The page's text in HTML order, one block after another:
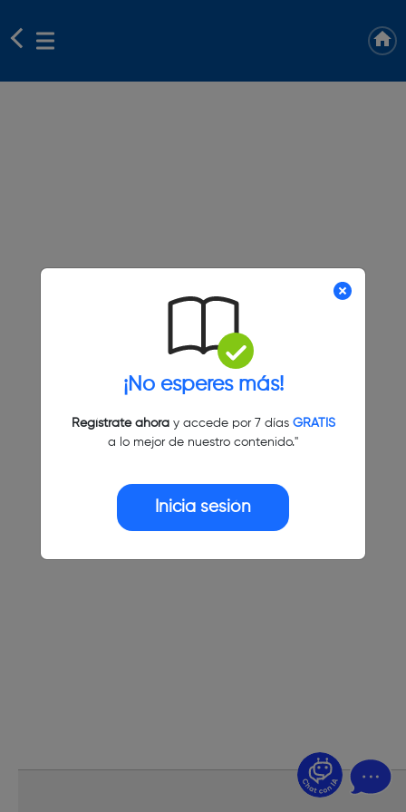
¡No esperes más!
Regístrate ahoray accede por 7 días GRATIS
a lo mejor de nuestro contenido."
Inicia sesión